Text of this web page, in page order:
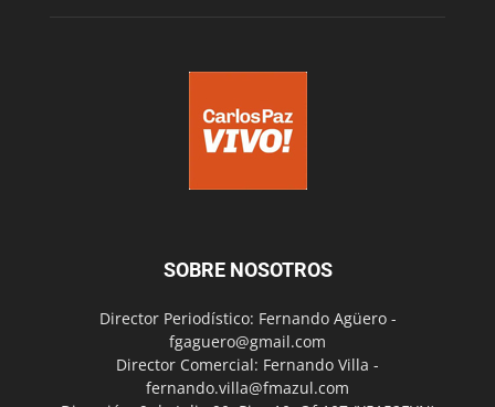
SOBRE NOSOTROS
Director Periodístico: Fernando Agüero -
fgaguero@gmail.com
Director Comercial: Fernando Villa -
fernando.villa@fmazul.com